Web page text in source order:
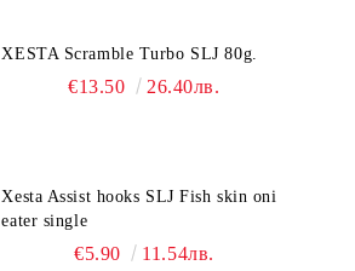
XESTA Scramble Turbo SLJ 80g.
€13.50 26.40лв.
Xesta Assist hooks SLJ Fish skin oni
eater single
€5.90 11.54лв.